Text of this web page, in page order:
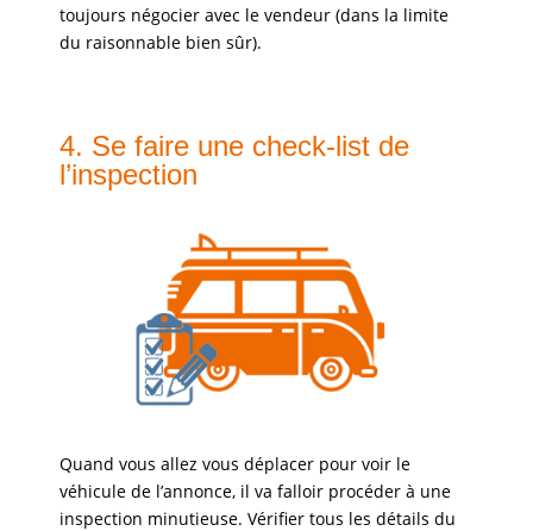
toujours négocier avec le vendeur (dans la limite
du raisonnable bien sûr).
4. Se faire une check-list de
l’inspection
Quand vous allez vous déplacer pour voir le
véhicule de l’annonce, il va falloir procéder à une
inspection minutieuse. Vérifier tous les détails du